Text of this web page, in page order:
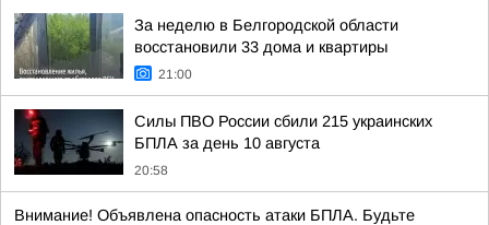
За неделю в Белгородской области
восстановили 33 дома и квартиры
21:00
Силы ПВО России сбили 215 украинских
БПЛА за день 10 августа
20:58
Внимание! Объявлена опасность атаки БПЛА. Будьте